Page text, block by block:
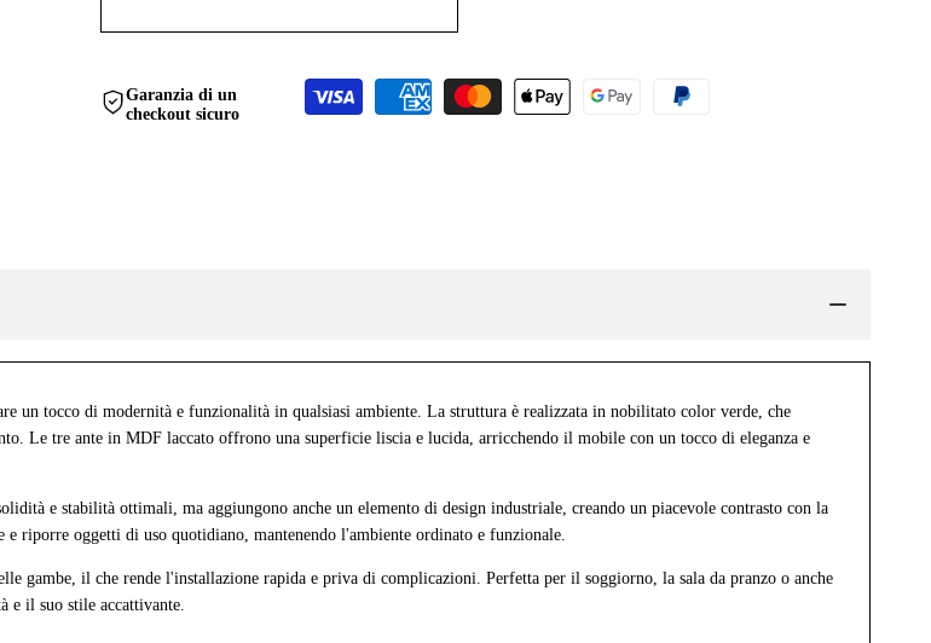
}}" }}"
Garanzia di un
checkout sicuro
un tocco di modernità e funzionalità in qualsiasi ambiente. La struttura è realizzata in nobilitato color verde, che
Le tre ante in MDF laccato offrono una superficie liscia e lucida, arricchendo il mobile con un tocco di eleganza e
e stabilità ottimali, ma aggiungono anche un elemento di design industriale, creando un piacevole contrasto con la
oggetti di uso quotidiano, mantenendo l'ambiente ordinato e funzionale.
gambe, il che rende l'installazione rapida e priva di complicazioni. Perfetta per il soggiorno, la sala da pranzo o anche
e il suo stile accattivante.